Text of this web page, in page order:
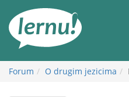
Forum O drugim jezicima